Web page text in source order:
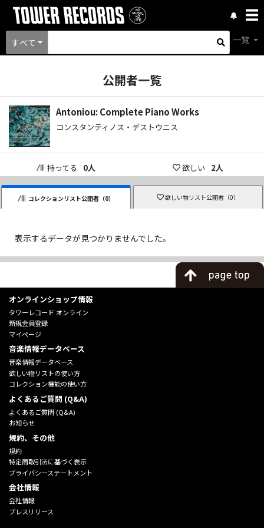
すべて 一覧
公開者一覧
Antoniou: Complete Piano Works
コンスタンティノス・デストウニス
持ってる 0人 欲しい 2人
コレクションリスト公開者（0） 欲しい物リスト公開者（0）
表示するデータが見つかりませんでした。
オンラインショップ情報
タワーレコード オンライン
新規会員登録
マイページ
音楽情報データベース
音楽情報データベース
欲しい物リストの使い方
コレクション機能の使い方
よくあるご質問 (Q&A)
よくあるご質問 (Q&A)
お知らせ
規約、その他
規約
特定商取引法に基づく表示
プライバシーステートメント
会社情報
会社情報
プレスリリース